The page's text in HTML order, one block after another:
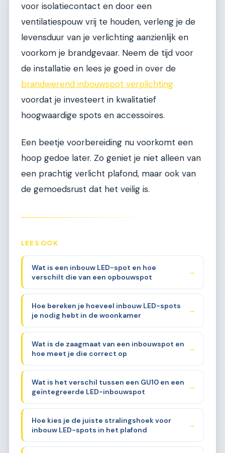
voor isolatiecontact en door een
ventilatiespouw vrij te houden, verleng je de
levensduur van je verlichting aanzienlijk en
voorkom je brandgevaar. Neem de tijd voor
de installatie en lees je goed in over de
brandwerend inbouwspot verplichting
voordat je investeert in kwalitatief
hoogwaardige spots en accessoires.
Een beetje voorbereiding nu voorkomt een
hoop gedoe later. Zo geniet je niet alleen van
een prachtig verlicht plafond, maar ook van
de gemoedsrust dat het veilig is.
LEES OOK
Wat is een inbouw LED-spot en hoe
verschilt die van een opbouwspot
→
Hoe bereken je hoeveel inbouw LED-spots
je nodig hebt in de woonkamer
→
Wat is de zaagmaat van een inbouwspot en
hoe meet je die correct op
→
Wat is het verschil tussen een GU10 en een
geïntegreerde LED-inbouwspot
→
Hoe kies je de juiste stralingshoek voor
inbouw LED-spots in het plafond
→